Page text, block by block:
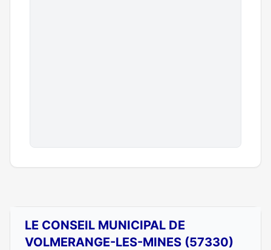
LE CONSEIL MUNICIPAL DE
VOLMERANGE-LES-MINES (57330)